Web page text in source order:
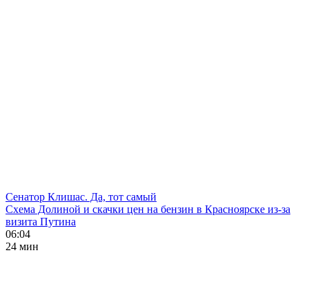
Сенатор Клишас. Да, тот самый
Схема Долиной и скачки цен на бензин в Красноярске из-за
визита Путина
06:04
24 мин